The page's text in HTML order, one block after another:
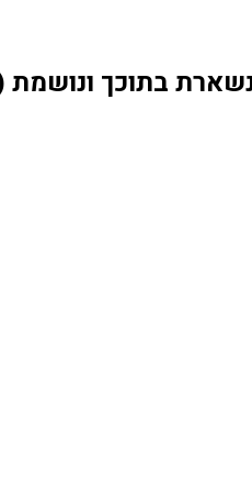
בתוכך ונושמת